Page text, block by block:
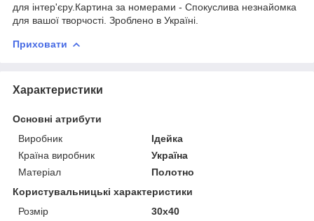
для інтер'єру.Картина за номерами - Спокуслива незнайомка
для вашої творчості. Зроблено в Україні.
Приховати
Характеристики
Основні атрибути
Виробник
Ідейка
Країна виробник
Україна
Матеріал
Полотно
Користувальницькі характеристики
Розмір
30x40